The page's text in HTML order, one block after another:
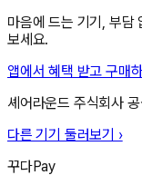
마음에 드는 기기, 부담
보세요.
앱에서 혜택 받고 구매
셰어라운드 주식회사
다른 기기 둘러보기 ›
꾸다Pay